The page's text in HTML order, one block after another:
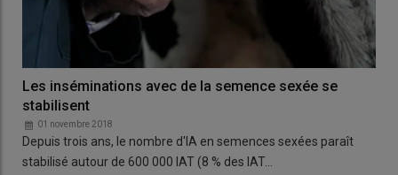
Les inséminations avec de la semence sexée se
stabilisent
01 novembre 2018
Depuis trois ans, le nombre d'IA en semences sexées paraît
stabilisé autour de 600 000 IAT (8 % des IAT…